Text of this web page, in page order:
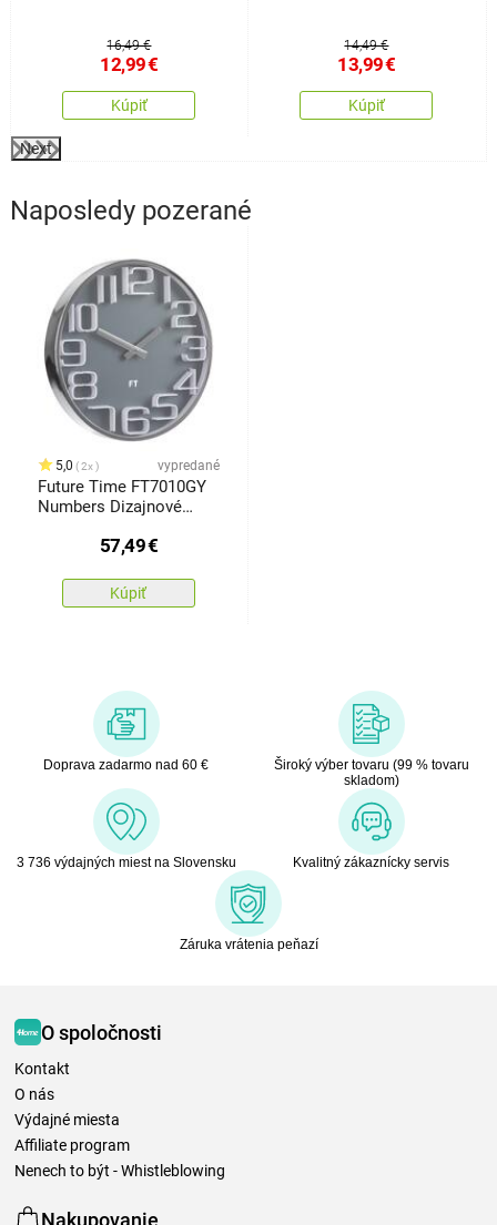
16,49 €
12,99€
Kúpiť
14,49 €
13,99€
Kúpiť
Next
Naposledy pozerané
5,0 2x vypredané
Future Time FT7010GY
Numbers Dizajnové
57,49€
Kúpiť
Doprava zadarmo nad 60 €
Široký výber tovaru (99 % tovaru
skladom)
3 736 výdajných miest na Slovensku Kvalitný zákaznícky servis
Záruka vrátenia peňazí
O spoločnosti
Kontakt
O nás
Výdajné miesta
Affiliate program
Nenech to být - Whistleblowing
Nakupovanie